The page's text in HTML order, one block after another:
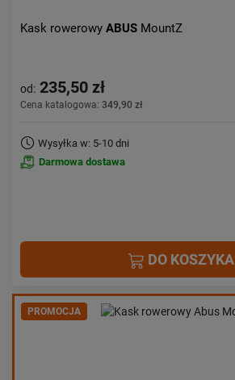
Kask rowerowy ABUS MountZ
od: 235,50 zł
Cena katalogowa: 349,90 zł
Wysyłka w: 5-10 dni
Darmowa dostawa
DO KOSZYKA
PROMOCJA